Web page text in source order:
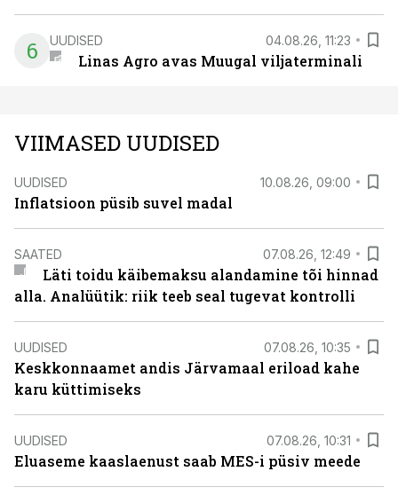
6 UUDISED 04.08.26, 11:23
Linas Agro avas Muugal viljaterminali
VIIMASED UUDISED
UUDISED 10.08.26, 09:00
Inflatsioon püsib suvel madal
SAATED 07.08.26, 12:49
Läti toidu käibemaksu alandamine tõi hinnad
alla. Analüütik: riik teeb seal tugevat kontrolli
UUDISED 07.08.26, 10:35
Keskkonnaamet andis Järvamaal eriload kahe
karu küttimiseks
UUDISED 07.08.26, 10:31
Eluaseme kaaslaenust saab MES-i püsiv meede